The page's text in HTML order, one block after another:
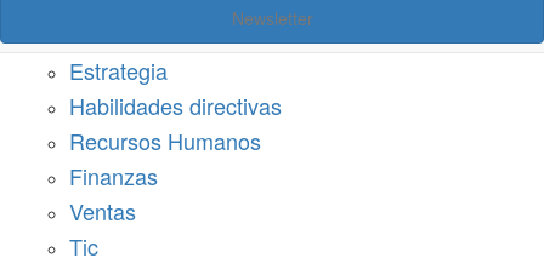
Newsletter
Estrategia
Habilidades directivas
Recursos Humanos
Finanzas
Ventas
Tic